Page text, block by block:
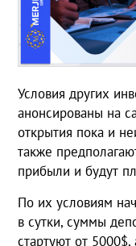
Условия других
анонсированы на
открытия пока и
также
прибыли и будут
По их условиям
в сутки, суммы
стартуют от